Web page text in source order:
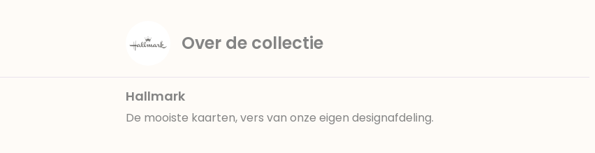
Over de collectie
Hallmark
De mooiste kaarten, vers van onze eigen designafdeling.